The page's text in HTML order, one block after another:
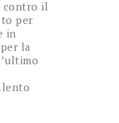
contro il
per
in
per la